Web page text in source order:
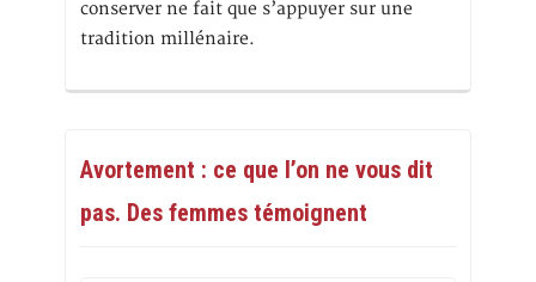
conserver ne fait que s’appuyer sur une
tradition millénaire.
Avortement : ce que l’on ne vous dit
pas. Des femmes témoignent